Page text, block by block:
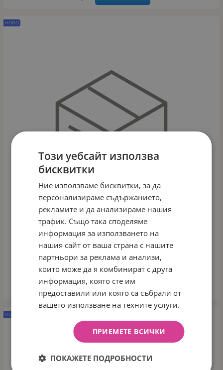
GALIX-ДЕТСКИ СПАЛЕН КОМПЛЕКТ ДИНОЗАВЪРЧЕТА
22.90 € / 44.79 лв.
НОВО
НОВО
Този уебсайт използва
бисквитки
Ние използваме бисквитки, за да
персонализираме съдържанието,
рекламите и да анализираме нашия
трафик. Също така споделяме
информация за използването на
нашия сайт от ваша страна с нашите
партньори за реклама и анализи,
които може да я комбинират с друга
информация, която сте им
предоставили или която са събрали от
вашето използване на техните услуги.
ПРИЕМЕТЕ ВСИЧКИ
ПОКАЖЕТЕ ПОДРОБНОСТИ